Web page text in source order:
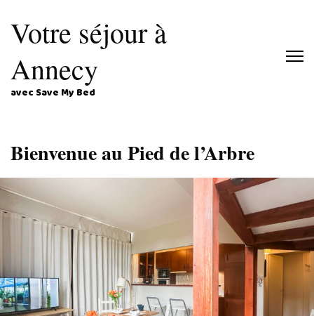
Votre séjour à
Annecy
avec Save My Bed
Bienvenue au Pied de l’Arbre